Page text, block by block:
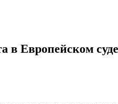
в Европейском